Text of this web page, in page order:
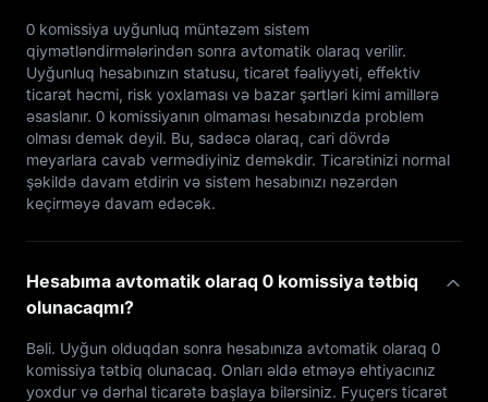
0 komissiya uyğunluq müntəzəm sistem
qiymətləndirmələrindən sonra avtomatik olaraq verilir.
Uyğunluq hesabınızın statusu, ticarət fəaliyyəti, effektiv
ticarət həcmi, risk yoxlaması və bazar şərtləri kimi amillərə
əsaslanır. 0 komissiyanın olmaması hesabınızda problem
olması demək deyil. Bu, sadəcə olaraq, cari dövrdə
meyarlara cavab vermədiyiniz deməkdir. Ticarətinizi normal
şəkildə davam etdirin və sistem hesabınızı nəzərdən
keçirməyə davam edəcək.
Hesabıma avtomatik olaraq 0 komissiya tətbiq
olunacaqmı?
Bəli. Uyğun olduqdan sonra hesabınıza avtomatik olaraq 0
komissiya tətbiq olunacaq. Onları əldə etməyə ehtiyacınız
yoxdur və dərhal ticarətə başlaya bilərsiniz. Fyuçers ticarət